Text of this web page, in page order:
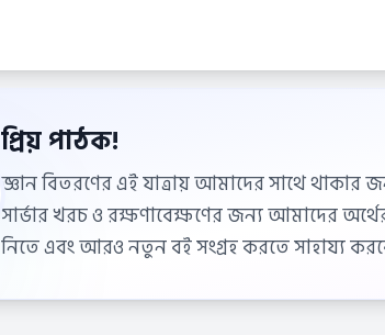
প্রিয় পাঠক!
জ্ঞান বিতরণের এই যাত্রায় আমাদের সাথে থাকার
সার্ভার খরচ ও রক্ষণাবেক্ষণের জন্য আমাদের
নিতে এবং আরও নতুন বই সংগ্রহ করতে সাহায্য